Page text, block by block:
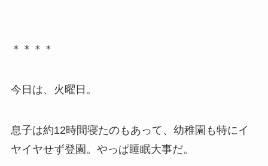
＊＊＊＊
今日は、火曜日。
息子は約12時間寝たのもあって、幼稚園も特にイ
ヤイヤせず登園。やっぱ睡眠大事だ。